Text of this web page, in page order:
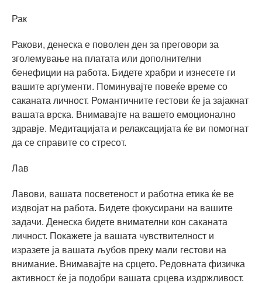
Рак
Ракови, денеска е поволен ден за преговори за
зголемување на платата или дополнителни
бенефиции на работа. Бидете храбри и изнесете ги
вашите аргументи. Поминувајте повеќе време со
саканата личност. Романтичните гестови ќе ја зајакнат
вашата врска. Внимавајте на вашето емоционално
здравје. Медитацијата и релаксацијата ќе ви помогнат
да се справите со стресот.
Лав
Лавови, вашата посветеност и работна етика ќе ве
издвојат на работа. Бидете фокусирани на вашите
задачи. Денеска бидете внимателни кон саканата
личност. Покажете ја вашата чувствителност и
изразете ја вашата љубов преку мали гестови на
внимание. Внимавајте на срцето. Редовната физичка
активност ќе ја подобри вашата срцева издржливост.